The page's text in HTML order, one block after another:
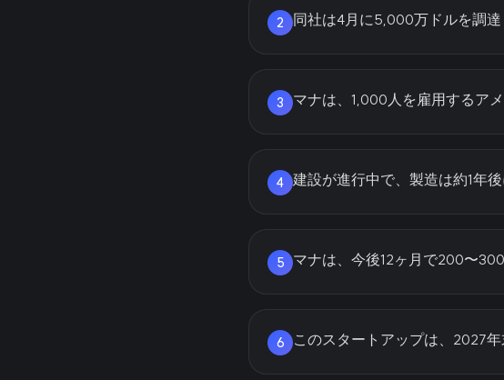
2 同社は4月に5,000万ドルを調達
3 マナは、1,000人を雇用するア
4 建設が進行中で、製造は約1年
5 マナは、今後12ヶ月で200〜
6 このスタートアップは、2027